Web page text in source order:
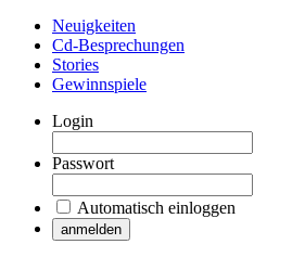
Neuigkeiten
Cd-Besprechungen
Stories
Gewinnspiele
Login
Passwort
Automatisch einloggen